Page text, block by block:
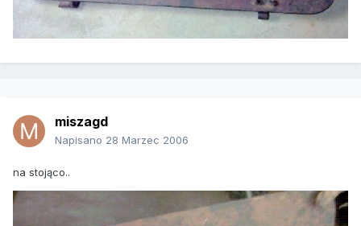
miszagd
Napisano 28 Marzec 2006
na stojąco..